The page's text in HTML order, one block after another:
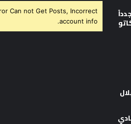
Can not Get Posts, Incorrect
account info.